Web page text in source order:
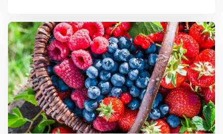
Lees meer over Klein maar fijn: kleinfruit kweken in de (moes)tuin